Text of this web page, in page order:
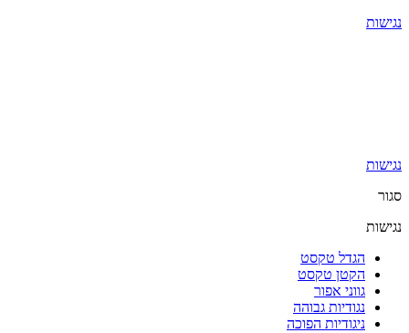
נגישות
נגישות
סגור
נגישות
הגדל טקסט
הקטן טקסט
גווני אפור
נגודיות גבוהה
ניגודיות הפוכה